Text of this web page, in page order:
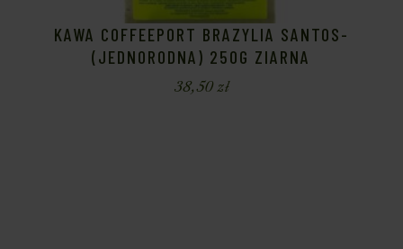
KAWA COFFEEPORT BRAZYLIA SANTOS-
(JEDNORODNA) 250G ZIARNA
38,50zł